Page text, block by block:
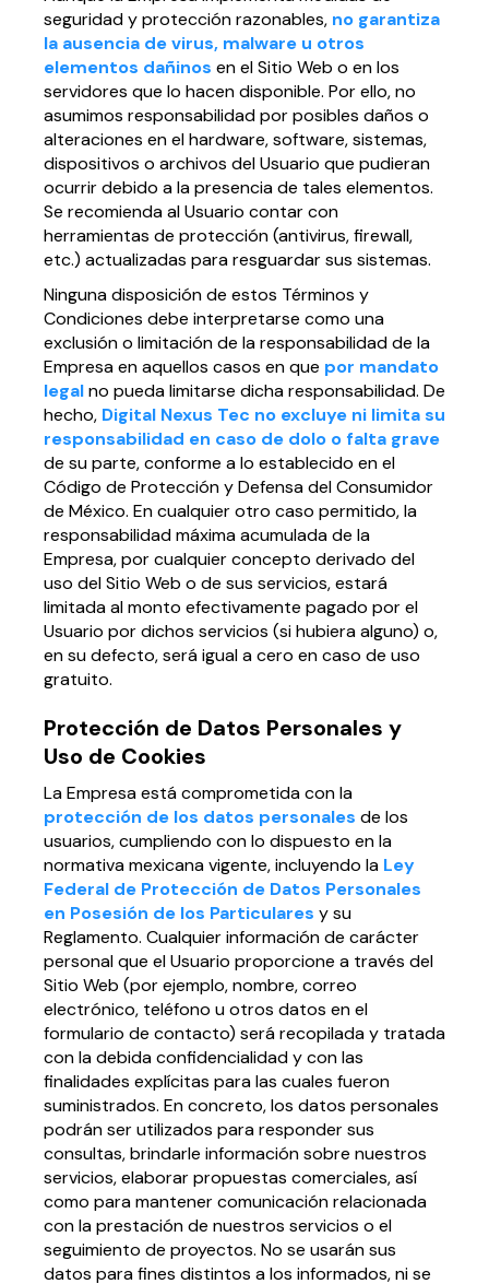
seguridad y protección razonables, no garantiza
la ausencia de virus, malware u otros
elementos dañinos en el Sitio Web o en los
servidores que lo hacen disponible. Por ello, no
asumimos responsabilidad por posibles daños o
alteraciones en el hardware, software, sistemas,
dispositivos o archivos del Usuario que pudieran
ocurrir debido a la presencia de tales elementos.
Se recomienda al Usuario contar con
herramientas de protección (antivirus, firewall,
etc.) actualizadas para resguardar sus sistemas.
Ninguna disposición de estos Términos y
Condiciones debe interpretarse como una
exclusión o limitación de la responsabilidad de la
Empresa en aquellos casos en que por mandato
legalno pueda limitarse dicha responsabilidad. De
hecho, Digital Nexus Tec no excluye ni limita su
responsabilidad en caso de dolo o falta grave
de su parte, conforme a lo establecido en el
Código de Protección y Defensa del Consumidor
de México. En cualquier otro caso permitido, la
responsabilidad máxima acumulada de la
Empresa, por cualquier concepto derivado del
uso del Sitio Web o de sus servicios, estará
limitada al monto efectivamente pagado por el
Usuario por dichos servicios (si hubiera alguno) o,
en su defecto, será igual a cero en caso de uso
gratuito.
Protección de Datos Personales y
Uso de Cookies
La Empresa está comprometida con la
protección de los datos personales de los
usuarios, cumpliendo con lo dispuesto en la
normativa mexicana vigente, incluyendo la Ley
Federal de Protección de Datos Personales
en Posesión de los Particulares y su
Reglamento. Cualquier información de carácter
personal que el Usuario proporcione a través del
Sitio Web (por ejemplo, nombre, correo
electrónico, teléfono u otros datos en el
formulario de contacto) será recopilada y tratada
con la debida confidencialidad y con las
finalidades explícitas para las cuales fueron
suministrados. En concreto, los datos personales
podrán ser utilizados para responder sus
consultas, brindarle información sobre nuestros
servicios, elaborar propuestas comerciales, así
como para mantener comunicación relacionada
con la prestación de nuestros servicios o el
seguimiento de proyectos. No se usarán sus
datos para fines distintos a los informados, ni se